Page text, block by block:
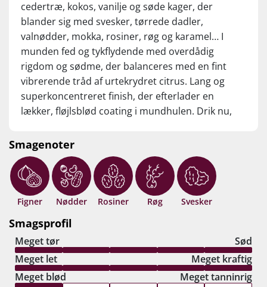
tykt og efterlader din mund og læber som
tapet ind i smørcreme med lim ... FÅK det er
sødt og ganske formidabelt for dem med en
sød tand som mig ... 96 point. Forhandles af
Supervin, hvor prisen for en flaske er 549,95
kr., mens du ved køb af 6 flasker kan købe
vinen til 449,95 kr.
cedertræ, kokos, vanilje og søde kager, der
blander sig med svesker, tørrede dadler,
valnødder, mokka, rosiner, røg og karamel… I
munden fed og tykflydende med overdådig
rigdom og sødme, der balanceres med en fint
vibrerende tråd af urtekrydret citrus. Lang og
superkoncentreret finish, der efterlader en
lækker, fløjlsblød coating i mundhulen. Drik nu,
Smagenoter
Figner Nødder Rosiner Røg Svesker
Smagsprofil
Meget tør
Sød
Meget let
Meget kraftig
Meget blød
Meget tanninrig